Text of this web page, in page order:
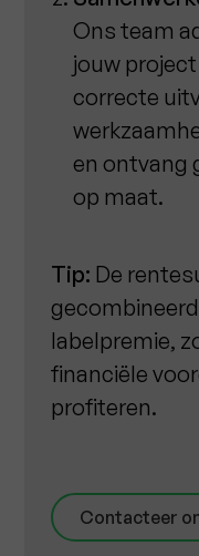
Ons team
jouw
correcte
en ontvang
op maat.
Tip: De
labelpremie,
financiële
profiteren.
Contacteer